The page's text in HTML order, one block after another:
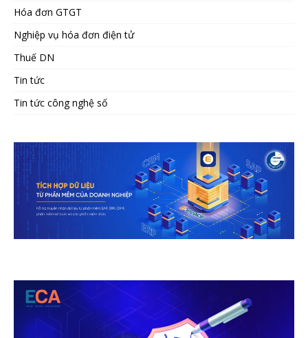
Hóa đơn GTGT
Nghiệp vụ hóa đơn điện tử
Thuế DN
Tin tức
Tin tức công nghệ số